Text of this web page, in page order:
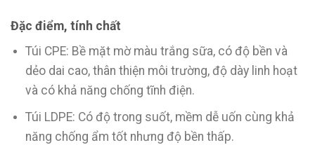
Đặc điểm, tính chất
Túi CPE: Bề mặt mờ màu trắng sữa, có độ bền và
dẻo dai cao, thân thiện môi trường, độ dày linh hoạt
và có khả năng chống tĩnh điện.
Túi LDPE: Có độ trong suốt, mềm dễ uốn cùng khả
năng chống ẩm tốt nhưng độ bền thấp.